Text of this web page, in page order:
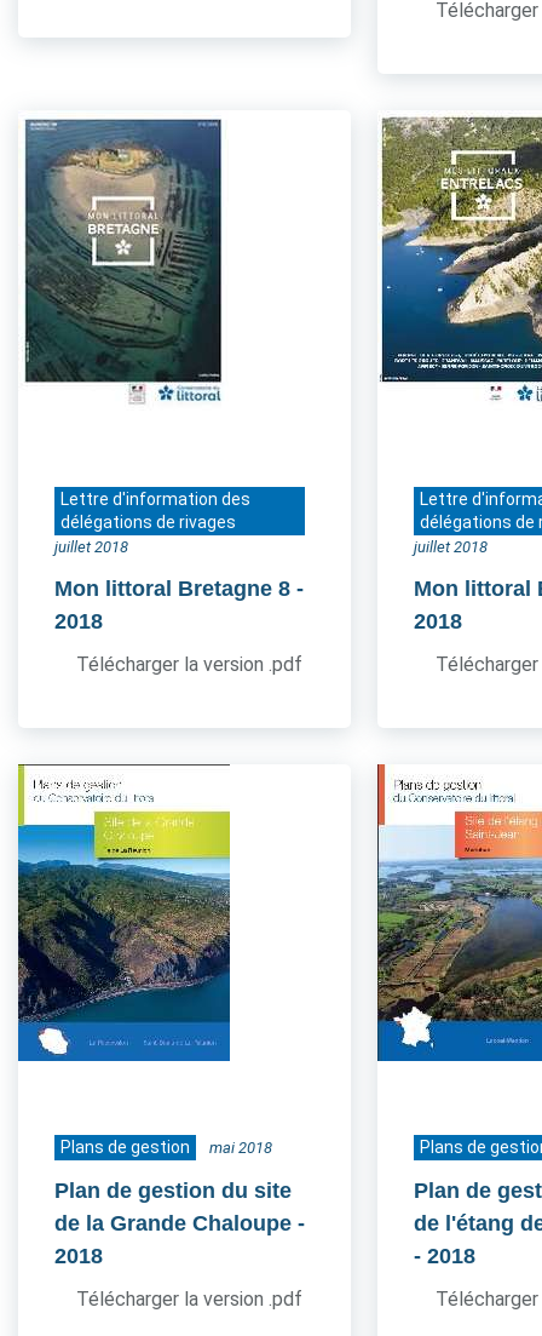
Lettre d'information des
délégations de rivages
juillet 2018
Mon littoral Bretagne 8 -
2018
Télécharger la version .pdf
Lettre
délégations de
juillet 2018
Mon littoral
2018
Plans de gestion mai 2018
Plan de gestion du site
de la Grande Chaloupe -
2018
Télécharger la version .pdf
Plans de
Plan de
de l'étang
- 2018